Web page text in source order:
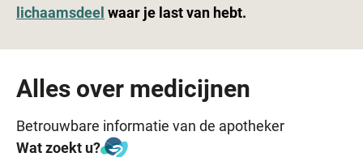
lichaamsdeel waar je last van hebt.
Alles over medicijnen
Betrouwbare informatie van de apotheker
Wat zoekt u?